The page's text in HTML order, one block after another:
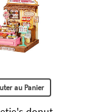
au Panier